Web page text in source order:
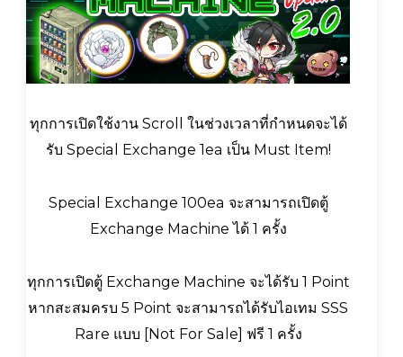
ทุกการเปิดใช้งาน Scroll ในช่วงเวลาที่กำหนดจะได้
รับ Special Exchange 1ea เป็น Must Item!
Special Exchange 100ea จะสามารถเปิดตู้
Exchange Machine ได้ 1 ครั้ง
ทุกการเปิดตู้ Exchange Machine จะได้รับ 1 Point
หากสะสมครบ 5 Point จะสามารถได้รับไอเทม SSS
Rare แบบ [Not For Sale] ฟรี 1 ครั้ง